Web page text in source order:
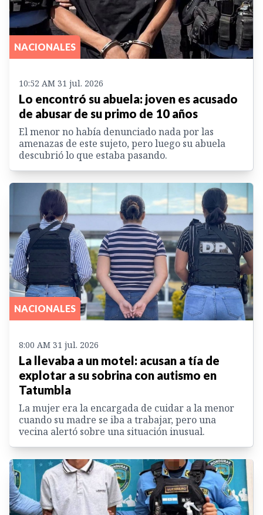
NACIONALES
10:52 AM 31 jul. 2026
Lo encontró su abuela: joven es acusado
de abusar de su primo de 10 años
El menor no había denunciado nada por las
amenazas de este sujeto, pero luego su abuela
descubrió lo que estaba pasando.
NACIONALES
8:00 AM 31 jul. 2026
La llevaba a un motel: acusan a tía de
explotar a su sobrina con autismo en
Tatumbla
La mujer era la encargada de cuidar a la menor
cuando su madre se iba a trabajar, pero una
vecina alertó sobre una situación inusual.